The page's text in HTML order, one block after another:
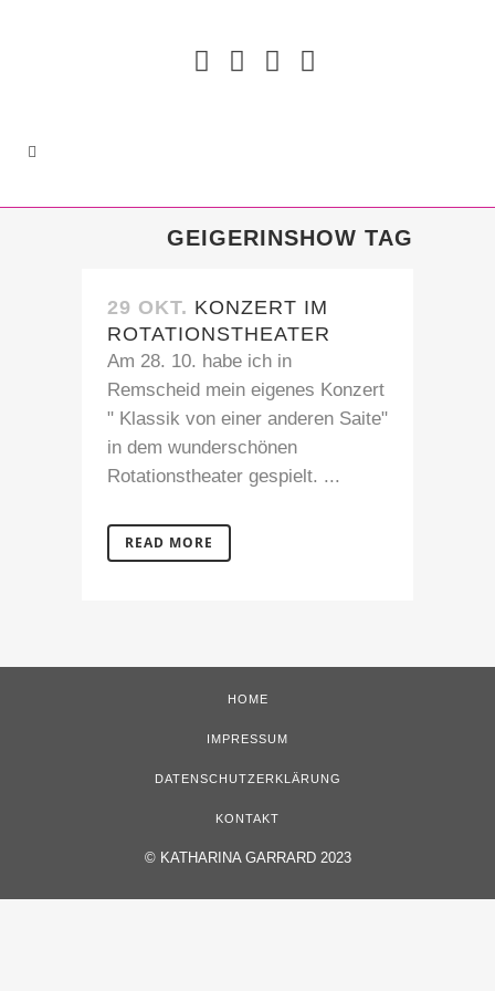
GEIGERINSHOW TAG
29 OKT. KONZERT IM
ROTATIONSTHEATER
Am 28. 10. habe ich in
Remscheid mein eigenes Konzert
" Klassik von einer anderen Saite"
in dem wunderschönen
Rotationstheater gespielt. ...
READ MORE
HOME
IMPRESSUM
DATENSCHUTZERKLÄRUNG
KONTAKT
© KATHARINA GARRARD 2023